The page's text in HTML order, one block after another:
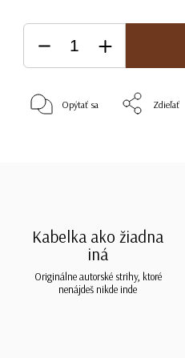
Opýtať sa Zdieľať
Kabelka ako žiadna
iná
Originálne autorské strihy, ktoré
nenájdeš nikde inde